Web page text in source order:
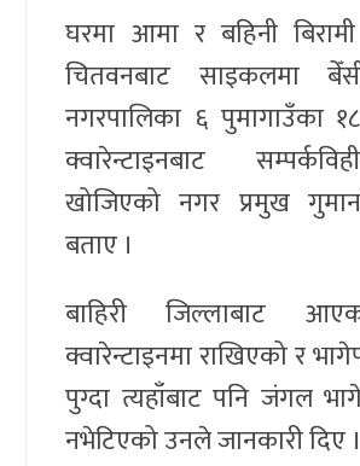
घरमा आमा र बहिनी
चितवनबाट साइकलमा
नगरपालिका ६ पुमागाउँका
क्वारेन्टाइनबाट
खोजिएको नगर प्रमुख
बताए ।
बाहिरी जिल्लाबाट
क्वारेन्टाइनमा राखिएको र
पुग्दा त्यहाँबाट पनि जंगल
नभेटिएको उनले जानकारी दिए ।